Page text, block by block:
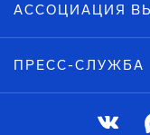
АССОЦИАЦИЯ
ПРЕСС-СЛУЖБА